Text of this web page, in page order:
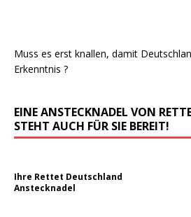
Muss es erst knallen, damit
Erkenntnis ?
EINE ANSTECKNADEL VON
STEHT AUCH FÜR SIE BEREIT!
Ihre Rettet Deutschland
Anstecknadel